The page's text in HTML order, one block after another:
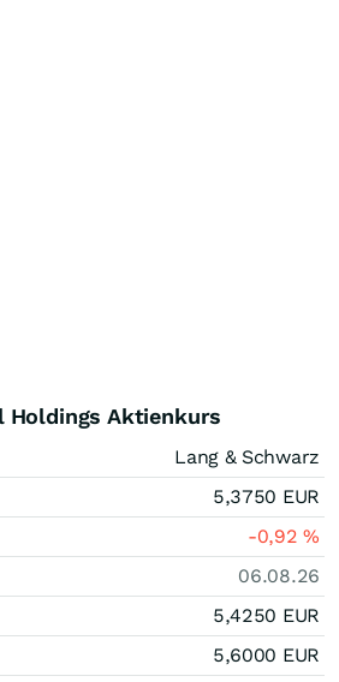
Holdings Aktienkurs
Lang & Schwarz
5,3750 EUR
-0,92%
06.08.26
5,4250 EUR
5,6000 EUR